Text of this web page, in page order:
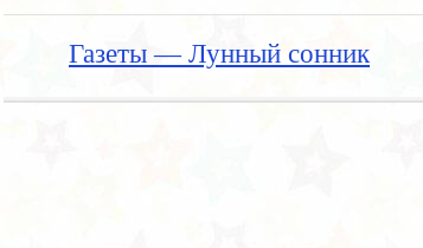
Газеты — Лунный сонник